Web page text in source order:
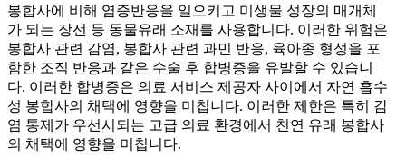
봉합사에 비해 염증반응을 일으키고 미생물 성장의 매개체
가 되는 장선 등 동물유래 소재를 사용합니다. 이러한 위험은
봉합사 관련 감염, 봉합사 관련 과민 반응, 육아종 형성을 포
함한 조직 반응과 같은 수술 후 합병증을 유발할 수 있습니
다. 이러한 합병증은 의료 서비스 제공자 사이에서 자연 흡수
성 봉합사의 채택에 영향을 미칩니다. 이러한 제한은 특히 감
염 통제가 우선시되는 고급 의료 환경에서 천연 유래 봉합사
의 채택에 영향을 미칩니다.